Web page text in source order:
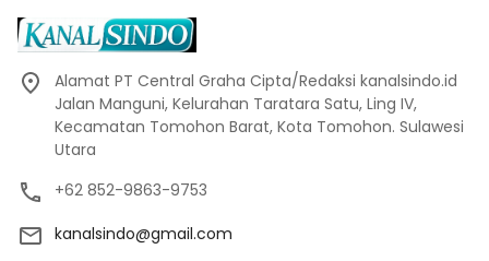
Alamat PT Central Graha Cipta/Redaksi kanalsindo.id
Jalan Manguni, Kelurahan Taratara Satu, Ling IV,
Kecamatan Tomohon Barat, Kota Tomohon. Sulawesi
Utara
+62 852-9863-9753
kanalsindo@gmail.com